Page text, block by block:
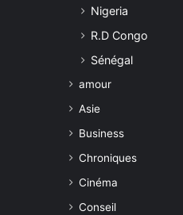
Nigeria
R.D Congo
Sénégal
amour
Asie
Business
Chroniques
Cinéma
Conseil